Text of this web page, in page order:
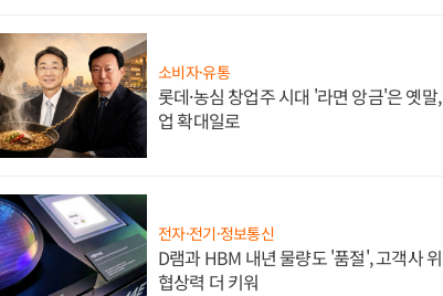
소비자·유통
롯데·농심 창업주 시대 '라면 앙금'은 옛
업 확대일로
전자·전기·정보통신
D램과 HBM 내년 물량도 '품절', 고객사
협상력 더 키워